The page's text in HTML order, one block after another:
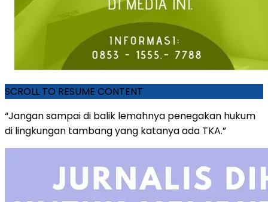
SCROLL TO RESUME CONTENT
“Jangan sampai di balik lemahnya penegakan hukum
di lingkungan tambang yang katanya ada TKA.”